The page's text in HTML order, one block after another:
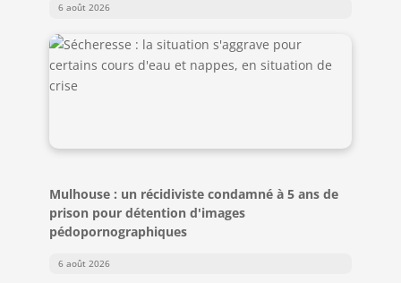
6 août 2026
Mulhouse : un récidiviste condamné à 5 ans de
prison pour détention d'images
pédopornographiques
6 août 2026